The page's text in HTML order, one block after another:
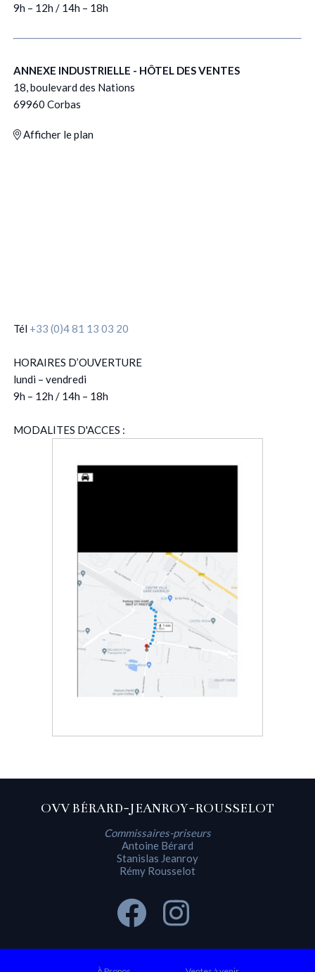
9h – 12h / 14h – 18h
ANNEXE INDUSTRIELLE - HÔTEL DES VENTES
18, boulevard des Nations
69960 Corbas
Afficher le plan
Tél +33 (0)4 81 13 03 20
HORAIRES D’OUVERTURE
lundi – vendredi
9h – 12h / 14h – 18h
MODALITES D'ACCES :
OVV BÉRARD-JEANROY-ROUSSELOT
Commissaires-priseurs
Antoine Bérard
Stanislas Jeanroy
Rémy Rousselot